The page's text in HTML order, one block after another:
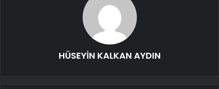
HÜSEYİN KALKAN AYDIN